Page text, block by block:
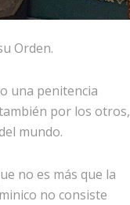
Orden.
una penitencia
por los otros,
mundo.
no es más que la
no consiste